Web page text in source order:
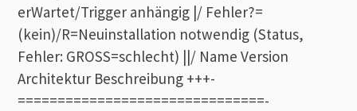
erWartet/Trigger anhängig |/ Fehler?=
(kein)/R=Neuinstallation notwendig (Status,
Fehler: GROSS=schlecht) ||/ Name Version
Architektur Beschreibung +++-
===============================-